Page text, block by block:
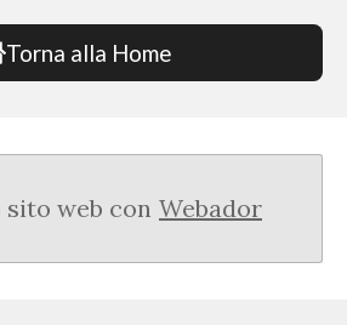
Torna alla Home
web con Webador